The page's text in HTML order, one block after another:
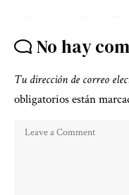
No hay
Tu dirección de correo
obligatorios están